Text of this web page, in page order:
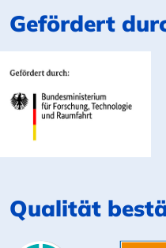
Gefördert
Qualität